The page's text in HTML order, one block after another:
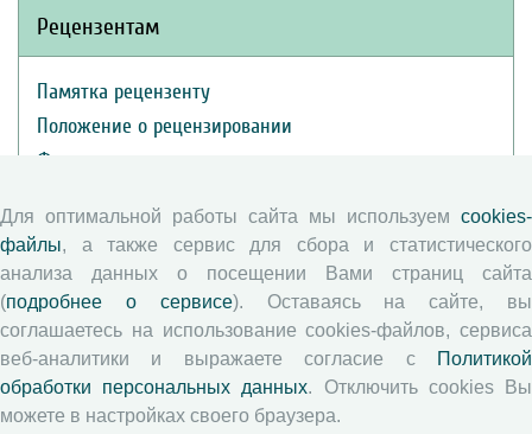
Рецензентам
Памятка рецензенту
Положение о рецензировании
Форма рецензии
Журналы ВолНЦ РАН
Экономические и социальные перемены
Вопросы территориального развития
Социальное пространство
Для оптимальной работы сайта мы используем cookies-
файлы, а также сервис для сбора и статистического
анализа данных о посещении Вами страниц сайта
(подробнее о сервисе). Оставаясь на сайте, вы
соглашаетесь на использование cookies-файлов, сервиса
веб-аналитики и выражаете согласие с
Политикой
обработки персональных данных. Отключить cookies Вы
можете в настройках своего браузера.